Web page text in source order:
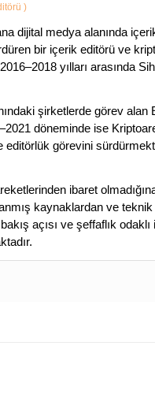
)
dijital medya alanında
bir içerik editörü ve
yılları arasında
şirketlerde görev
döneminde ise
editörlük görevini
ibaret
kaynaklardan ve
açısı ve şeffaflık